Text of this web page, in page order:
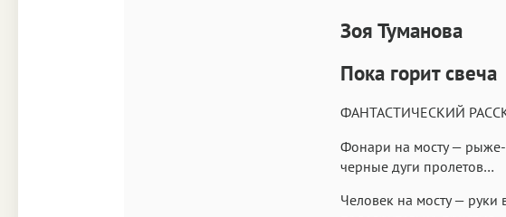
Зоя Туманова
Пока горит свеча
ФАНТАСТИЧЕСКИЙ
Фонари на мосту — рыже-
черные дуги пролетов…
Человек на мосту —